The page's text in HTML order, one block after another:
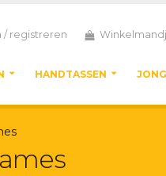
/ registreren
HANDTASSEN